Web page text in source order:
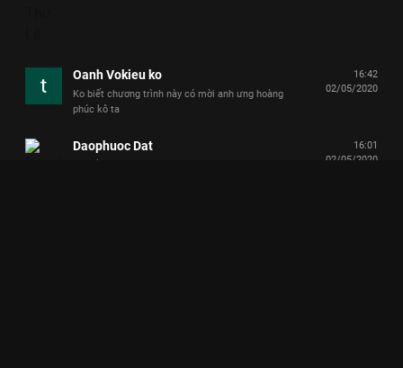
Oanh Vokieu ko
Ko biết chương trình này có mời anh ưng hoàng
phúc kô ta
16:42
02/05/2020
Daophuoc Dat
16:01
02/05/2020